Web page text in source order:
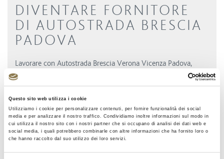
Questo sito web utilizza i cookie
Utilizziamo i cookie per personalizzare contenuti, per fornire funzionalità dei social
media e per analizzare il nostro traffico. Condividiamo inoltre informazioni sul modo in
cui utilizza il nostro sito con i nostri partner che si occupano di analisi dei dati web e
social media, i quali potrebbero combinarle con altre informazioni che ha fornito loro o
che hanno raccolto dal suo utilizzo dei loro servizi.
DIVENTARE FORNITORE
DI AUTOSTRADA BRESCIA
PADOVA
Lavorare con Autostrada Brescia Verona Vicenza Padova,
società del Gruppo A4 Holding, significa diventare partner di
una realtà consolidata per la quale la politica di acquisto è
uno dei pilastri fondamentali conforme ai principi di
correttezza e trasparenza.
Per procedere al processo di qualificazione ed essere inseriti
nell’Elenco dei fornitori di lavori, beni e servizi e poter
partecipare ai bandi di gara, oltre a conoscere nel dettaglio la